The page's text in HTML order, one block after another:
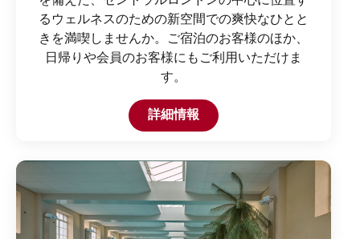
るウェルネスのための新空間での爽快なひとと
きを満喫しませんか。ご宿泊のお客様のほか、
日帰りや会員のお客様にもご利用いただけま
す。
詳細情報 Open in New Tab